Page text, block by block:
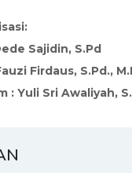
Sajidin, S.Pd
Firdaus, S.Pd.,
: Yuli Sri Awaliyah,